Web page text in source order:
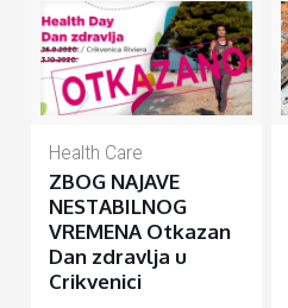
Health Care
ZBOG NAJAVE
NESTABILNOG
VREMENA Otkazan
Dan zdravlja u
Crikvenici